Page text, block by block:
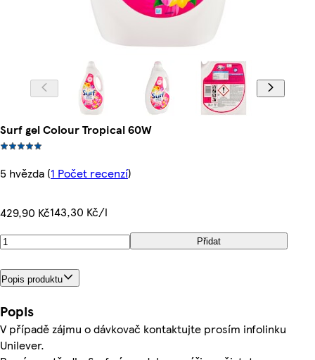
Surf gel Colour Tropical 60W
5 hvězda (1 Počet recenzí)
429,90 Kč143,30 Kč/l
Přidat
Popis produktu
Popis
V případě zájmu o dávkovač kontaktujte prosím infolinku
Unilever.